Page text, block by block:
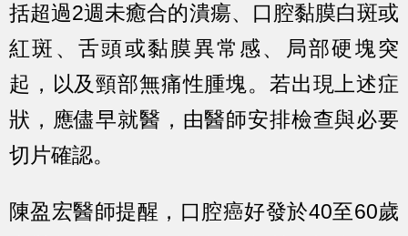
括超過2週未癒合的潰瘍、口腔黏膜白斑或
紅斑、舌頭或黏膜異常感、局部硬塊突
起，以及頸部無痛性腫塊。若出現上述症
狀，應儘早就醫，由醫師安排檢查與必要
切片確認。
陳盈宏醫師提醒，口腔癌好發於40至60歲